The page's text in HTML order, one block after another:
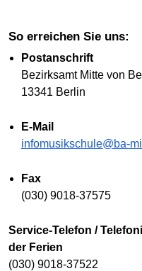
So erreichen Sie uns:
Postanschrift
Bezirksamt Mitte von
13341 Berlin
E-Mail
infomusikschule@ba-
Fax
(030) 9018-37575
Service-Telefon /
der Ferien
(030) 9018-37522